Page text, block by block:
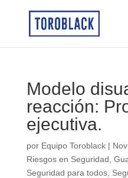
Modelo
reacción:
ejecutiva.
por Equipo Toroblack|
Riesgos en Seguridad
Seguridad para todos,